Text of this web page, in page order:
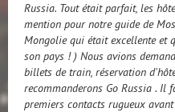
Russia. Tout était parfait, les
mention pour notre guide de
Mongolie qui était excellente et
son pays ! ) Nous avions
billets de train, réservation
recommanderons Go Russia . Il
premiers contacts rugueux